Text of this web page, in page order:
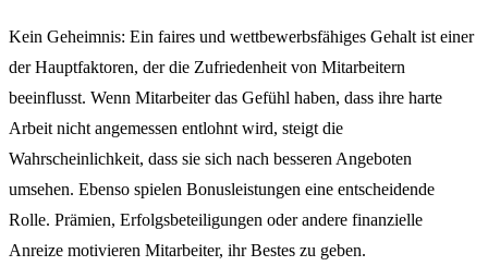
Kein Geheimnis: Ein faires und wettbewerbsfähiges Gehalt ist einer
der Hauptfaktoren, der die Zufriedenheit von Mitarbeitern
beeinflusst. Wenn Mitarbeiter das Gefühl haben, dass ihre harte
Arbeit nicht angemessen entlohnt wird, steigt die
Wahrscheinlichkeit, dass sie sich nach besseren Angeboten
umsehen. Ebenso spielen Bonusleistungen eine entscheidende
Rolle. Prämien, Erfolgsbeteiligungen oder andere finanzielle
Anreize motivieren Mitarbeiter, ihr Bestes zu geben.